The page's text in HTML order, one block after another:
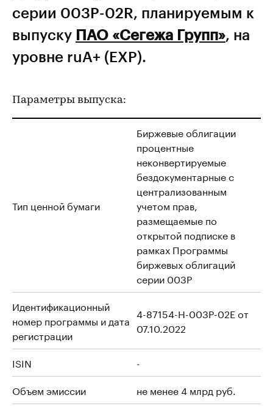
серии 003P-02R, планируемым к
выпуску ПАО «Сегежа Групп», на
уровне ruA+ (EXP).
Параметры выпуска:
Тип ценной бумаги
Биржевые облигации
процентные
неконвертируемые
бездокументарные с
централизованным
учетом прав,
размещаемые по
открытой подписке в
рамках Программы
биржевых облигаций
серии 003P
Идентификационный
номер программы и дата
регистрации
4-87154-H-003P-02E от
07.10.2022
ISIN
-
Объем эмиссии
не менее 4 млрд руб.